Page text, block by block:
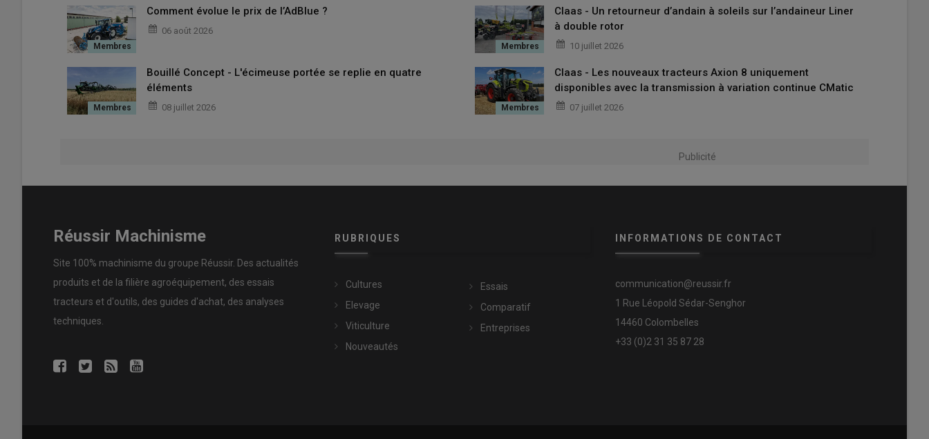
Comment évolue le prix de l’AdBlue ?
06 août 2026
Claas - Un retourneur d’andain à soleils sur l’andaineur Liner
à double rotor
10 juillet 2026
Bouillé Concept - L'écimeuse portée se replie en quatre
éléments
08 juillet 2026
Claas - Les nouveaux tracteurs Axion 8 uniquement
disponibles avec la transmission à variation continue CMatic
07 juillet 2026
Publicité
Réussir Machinisme
Site 100% machinisme du groupe Réussir. Des actualités
produits et de la filière agroéquipement, des essais
tracteurs et d'outils, des guides d'achat, des analyses
techniques.
RUBRIQUES
Cultures
Elevage
Viticulture
Nouveautés
Essais
Comparatif
Entreprises
INFORMATIONS DE CONTACT
communication@reussir.fr
1 Rue Léopold Sédar-Senghor
14460 Colombelles
+33 (0)2 31 35 87 28